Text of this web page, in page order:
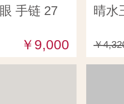
手链 27
￥9,000
晴水
￥